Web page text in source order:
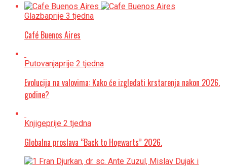
Glazbaprije 3 tjedna
Café Buenos Aires
Putovanjaprije 2 tjedna
Evolucija na valovima: Kako će izgledati krstarenja nakon 2026.
godine?
Knjigeprije 2 tjedna
Globalna proslava “Back to Hogwarts” 2026.